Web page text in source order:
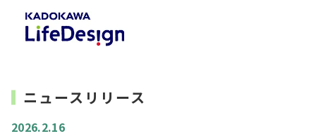
ニュースリリース
2026.2.16